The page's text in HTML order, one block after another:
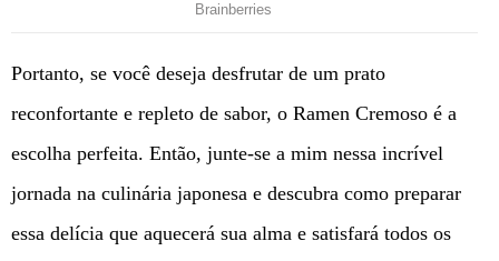
Portanto, se você deseja desfrutar de um prato
reconfortante e repleto de sabor, o Ramen Cremoso é a
escolha perfeita. Então, junte-se a mim nessa incrível
jornada na culinária japonesa e descubra como preparar
essa delícia que aquecerá sua alma e satisfará todos os